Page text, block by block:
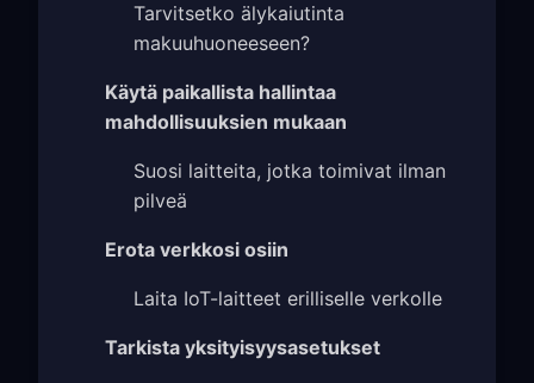
Tarvitsetko älykaiutinta
makuuhuoneeseen?
Käytä paikallista hallintaa
mahdollisuuksien mukaan
Suosi laitteita, jotka toimivat ilman
pilveä
Erota verkkosi osiin
Laita IoT-laitteet erilliselle verkolle
Tarkista yksityisyysasetukset